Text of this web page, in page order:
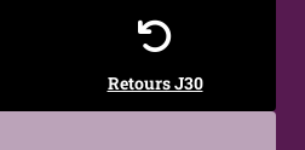
Conique pleine (spike)
Poussette papillon
Retours J30